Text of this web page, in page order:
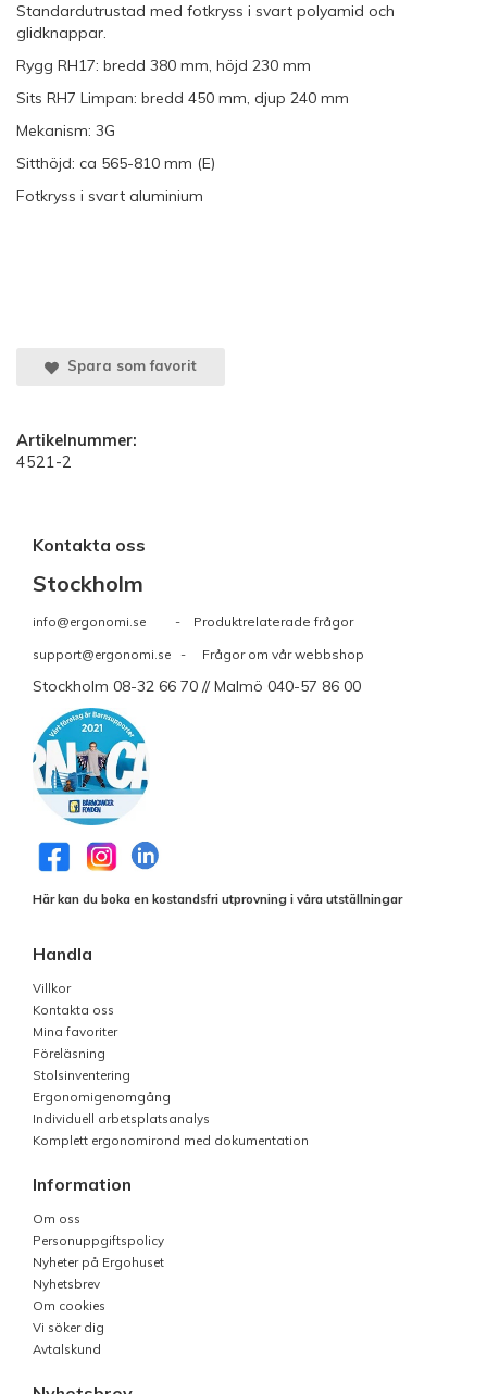
Standardutrustad med fotkryss i svart polyamid och
glidknappar.
Rygg RH17: bredd 380 mm, höjd 230 mm
Sits RH7 Limpan: bredd 450 mm, djup 240 mm
Mekanism: 3G
Sitthöjd: ca 565-810 mm (E)
Fotkryss i svart aluminium
Spara som favorit
Artikelnummer:
4521-2
Kontakta oss
Stockholm
info@ergonomi.se - Produktrelaterade frågor
support@ergonomi.se - Frågor om vår webbshop
Stockholm 08-32 66 70 // Malmö 040-57 86 00
Här kan du boka en kostandsfri utprovning i våra utställningar
Handla
Villkor
Kontakta oss
Mina favoriter
Föreläsning
Stolsinventering
Ergonomigenomgång
Individuell arbetsplatsanalys
Komplett ergonomirond med dokumentation
Information
Om oss
Personuppgiftspolicy
Nyheter på Ergohuset
Nyhetsbrev
Om cookies
Vi söker dig
Avtalskund